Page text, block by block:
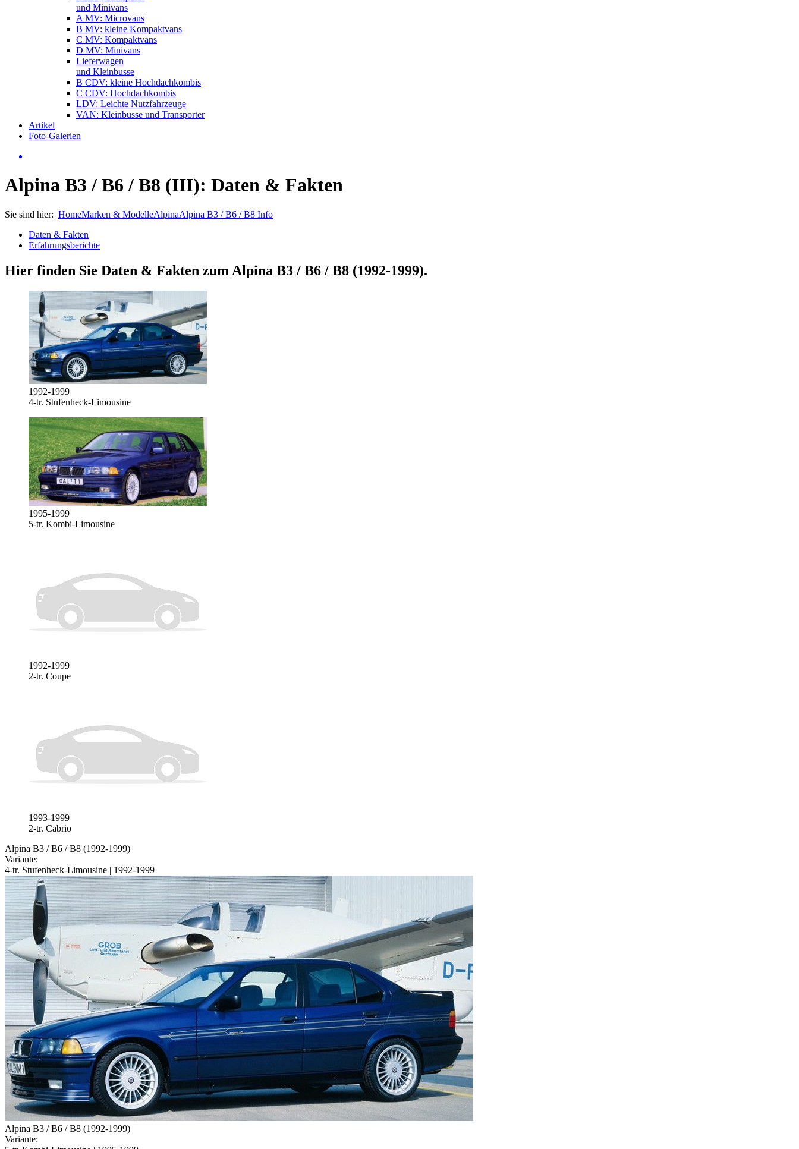
und Minivans
A MV: Microvans
B MV: kleine Kompaktvans
C MV: Kompaktvans
D MV: Minivans
Lieferwagen
und Kleinbusse
B CDV: kleine Hochdachkombis
C CDV: Hochdachkombis
LDV: Leichte Nutzfahrzeuge
VAN: Kleinbusse und Transporter
Artikel
Foto-Galerien
Alpina B3 / B6 / B8 (III): Daten & Fakten
Sie sind hier: HomeMarken & ModelleAlpinaAlpina B3 / B6 / B8 Info
Daten & Fakten
Erfahrungsberichte
Hier finden Sie Daten & Fakten zum Alpina B3 / B6 / B8 (1992-1999).
1992-1999
4-tr. Stufenheck-Limousine
1995-1999
5-tr. Kombi-Limousine
1992-1999
2-tr. Coupe
1993-1999
2-tr. Cabrio
Alpina B3 / B6 / B8 (1992-1999)
Variante:
4-tr. Stufenheck-Limousine | 1992-1999
Alpina B3 / B6 / B8 (1992-1999)
Variante: